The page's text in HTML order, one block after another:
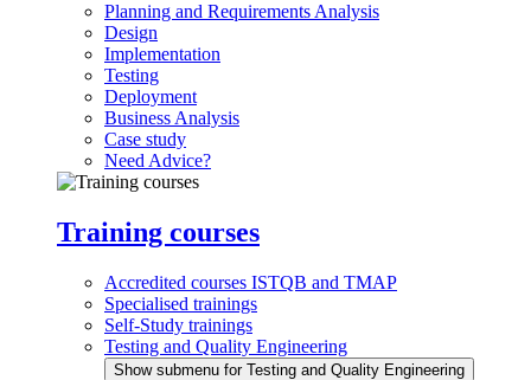
Planning and Requirements Analysis
Design
Implementation
Testing
Deployment
Business Analysis
Case study
Need Advice?
Training courses
Accredited courses ISTQB and TMAP
Specialised trainings
Self-Study trainings
Testing and Quality Engineering
Show submenu for Testing and Quality Engineering